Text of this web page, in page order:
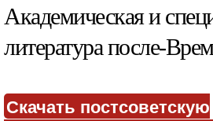
Академическая и
литература после-
Скачать постсоветскую